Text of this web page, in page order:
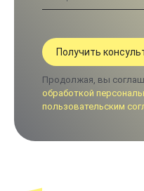
Продолжая, вы
обработкой
пользовательским